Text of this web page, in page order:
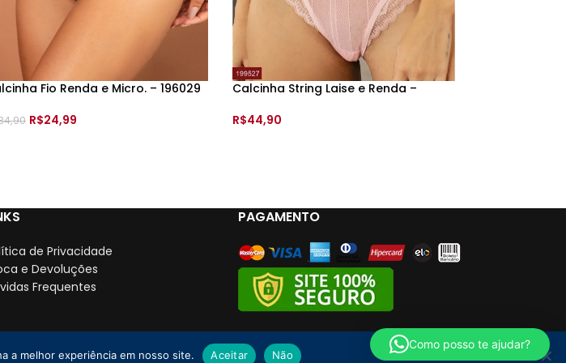
(Pode ocorrer mudanças no design da renda)
Fio Renda e Micro. – 196029
R$24,99
Calcinha String Laise e Renda –
R$44,90
de Privacidade
e Devoluções
Frequentes
PAGAMENTO
os direitos reservados. | By Lebrun
Como posso te ajudar?
a melhor experiência em nosso site. Aceitar Não